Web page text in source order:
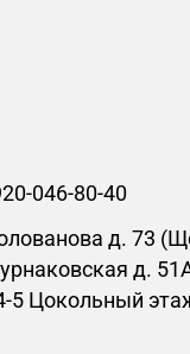
046-80-40
д. 73
д.
5 Цокольный